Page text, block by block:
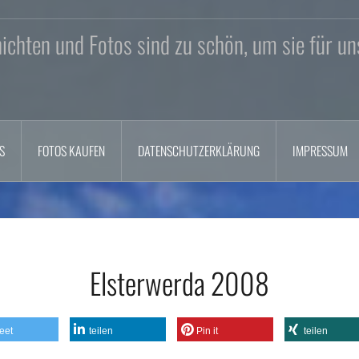
und Fotos sind zu schön, um sie für
FOTOS KAUFEN DATENSCHUTZERKLÄRUNG IMPRESSUM
Elsterwerda 2008
teilen Pin it teilen